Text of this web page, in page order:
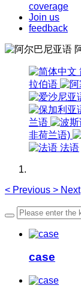
coverage
Join us
feedback
拉伯语
兰语
非荷兰语)
法语
< Previous > Next
case